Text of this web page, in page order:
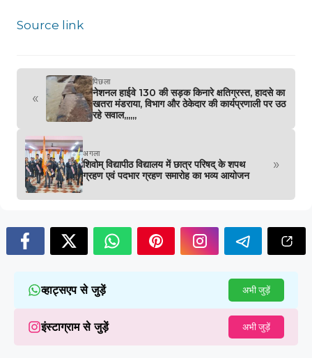
Source link
«
पिछला
नेशनल हाईवे 130 की सड़क किनारे क्षतिग्रस्त, हादसे का
खतरा मंडराया, विभाग और ठेकेदार की कार्यप्रणाली पर उठ
रहे सवाल,,,,,,
अगला
शिवोम् विद्यापीठ विद्यालय में छात्र परिषद् के शपथ
ग्रहण एवं पदभार ग्रहण समारोह का भव्य आयोजन
»
व्हाट्सएप से जुड़ें अभी जुड़ें
इंस्टाग्राम से जुड़ें अभी जुड़ें